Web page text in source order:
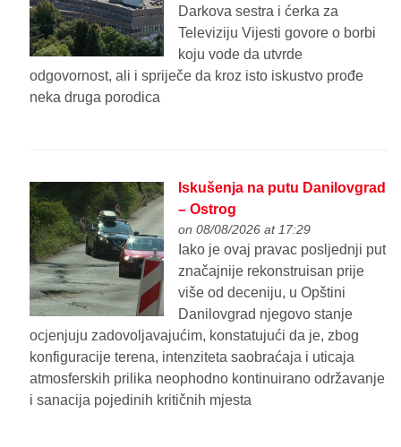
Darkova sestra i ćerka za
Televiziju Vijesti govore o borbi
koju vode da utvrde
odgovornost, ali i spriječe da kroz isto iskustvo prođe
neka druga porodica
Iskušenja na putu Danilovgrad
– Ostrog
on 08/08/2026 at 17:29
Iako je ovaj pravac posljednji put
značajnije rekonstruisan prije
više od deceniju, u Opštini
Danilovgrad njegovo stanje
ocjenjuju zadovoljavajućim, konstatujući da je, zbog
konfiguracije terena, intenziteta saobraćaja i uticaja
atmosferskih prilika neophodno kontinuirano održavanje
i sanacija pojedinih kritičnih mjesta